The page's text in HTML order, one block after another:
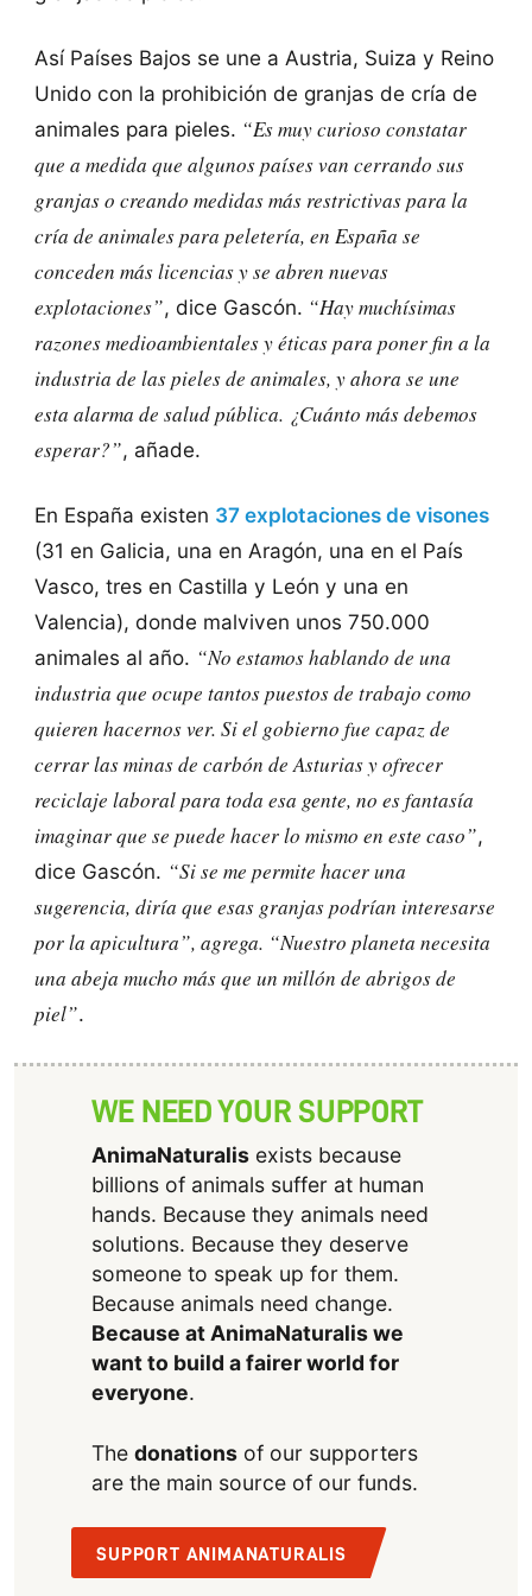
Así Países Bajos se une a Austria, Suiza y Reino
Unido con la prohibición de granjas de cría de
animales para pieles. “Es muy curioso constatar
que a medida que algunos países van cerrando sus
granjas o creando medidas más restrictivas para la
cría de animales para peletería, en España se
conceden más licencias y se abren nuevas
explotaciones”, dice Gascón. “Hay muchísimas
razones medioambientales y éticas para poner fin a la
industria de las pieles de animales, y ahora se une
esta alarma de salud pública. ¿Cuánto más debemos
esperar?”, añade.
En España existen 37 explotaciones de visones
(31 en Galicia, una en Aragón, una en el País
Vasco, tres en Castilla y León y una en
Valencia), donde malviven unos 750.000
animales al año. “No estamos hablando de una
industria que ocupe tantos puestos de trabajo como
quieren hacernos ver. Si el gobierno fue capaz de
cerrar las minas de carbón de Asturias y ofrecer
reciclaje laboral para toda esa gente, no es fantasía
imaginar que se puede hacer lo mismo en este caso”,
dice Gascón. “Si se me permite hacer una
sugerencia, diría que esas granjas podrían interesarse
por la apicultura”, agrega. “Nuestro planeta necesita
una abeja mucho más que un millón de abrigos de
piel”.
WE NEED YOUR SUPPORT
AnimaNaturalisexists because
billions of animals suffer at human
hands. Because they animals need
solutions. Because they deserve
someone to speak up for them.
Because animals need change.
Because at AnimaNaturalis we
want to build a fairer world for
everyone.
The donationsof our supporters
are the main source of our funds.
SUPPORT ANIMANATURALIS